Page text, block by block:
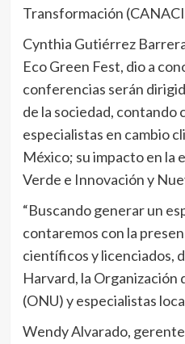
Transformación
Cynthia Gutiérrez
Eco Green Fest, dio a
conferencias serán
de la sociedad, contando
especialistas en cambio
México; su impacto en la
Verde e Innovación y
“Buscando generar un
contaremos con la
científicos y licenciados,
Harvard, la Organización
(ONU) y especialistas
Wendy Alvarado,